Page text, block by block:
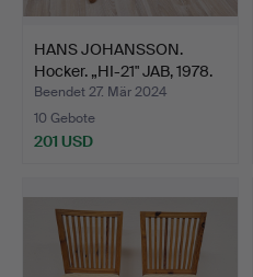
HANS JOHANSSON.
Hocker. „HI-21" JAB, 1978.
Beendet 27. Mär 2024
10 Gebote
201 USD